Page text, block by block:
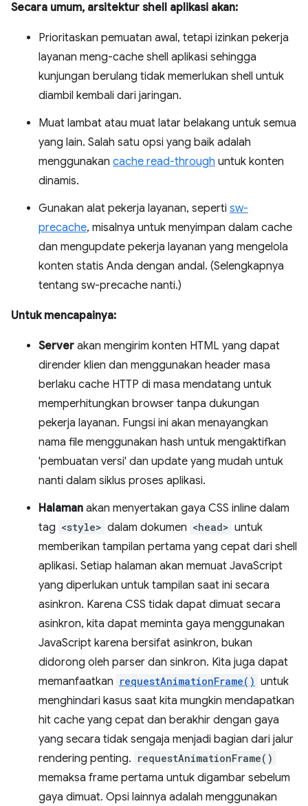
Secara umum, arsitektur shell aplikasi akan:
Prioritaskan pemuatan awal, tetapi izinkan pekerja
layanan meng-cache shell aplikasi sehingga
kunjungan berulang tidak memerlukan shell untuk
diambil kembali dari jaringan.
Muat lambat atau muat latar belakang untuk semua
yang lain. Salah satu opsi yang baik adalah
menggunakan cache read-through untuk konten
dinamis.
Gunakan alat pekerja layanan, seperti sw-
precache, misalnya untuk menyimpan dalam cache
dan mengupdate pekerja layanan yang mengelola
konten statis Anda dengan andal. (Selengkapnya
tentang sw-precache nanti.)
Untuk mencapainya:
Server akan mengirim konten HTML yang dapat
dirender klien dan menggunakan header masa
berlaku cache HTTP di masa mendatang untuk
memperhitungkan browser tanpa dukungan
pekerja layanan. Fungsi ini akan menayangkan
nama file menggunakan hash untuk mengaktifkan
'pembuatan versi' dan update yang mudah untuk
nanti dalam siklus proses aplikasi.
Halaman akan menyertakan gaya CSS inline dalam
tag <style> dalam dokumen <head> untuk
memberikan tampilan pertama yang cepat dari shell
aplikasi. Setiap halaman akan memuat JavaScript
yang diperlukan untuk tampilan saat ini secara
asinkron. Karena CSS tidak dapat dimuat secara
asinkron, kita dapat meminta gaya menggunakan
JavaScript karena bersifat asinkron, bukan
didorong oleh parser dan sinkron. Kita juga dapat
memanfaatkan requestAnimationFrame() untuk
menghindari kasus saat kita mungkin mendapatkan
hit cache yang cepat dan berakhir dengan gaya
yang secara tidak sengaja menjadi bagian dari jalur
rendering penting. requestAnimationFrame()
memaksa frame pertama untuk digambar sebelum
gaya dimuat. Opsi lainnya adalah menggunakan